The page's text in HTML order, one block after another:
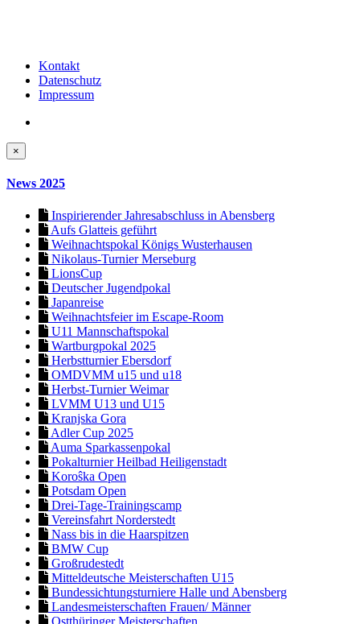
Kontakt
Datenschutz
Impressum
×
News 2025
Inspirierender Jahresabschluss in Abensberg
Aufs Glatteis geführt
Weihnachtspokal Königs Wusterhausen
Nikolaus-Turnier Merseburg
LionsCup
Deutscher Jugendpokal
Japanreise
Weihnachtsfeier im Escape-Room
U11 Mannschaftspokal
Wartburgpokal 2025
Herbstturnier Ebersdorf
OMDVMM u15 und u18
Herbst-Turnier Weimar
LVMM U13 und U15
Kranjska Gora
Adler Cup 2025
Auma Sparkassenpokal
Pokalturnier Heilbad Heiligenstadt
Koroŝka Open
Potsdam Open
Drei-Tage-Trainingscamp
Vereinsfahrt Norderstedt
Nass bis in die Haarspitzen
BMW Cup
Großrudestedt
Mitteldeutsche Meisterschaften U15
Bundessichtungsturniere Halle und Abensberg
Landesmeisterschaften Frauen/ Männer
Ostthüringer Meisterschaften